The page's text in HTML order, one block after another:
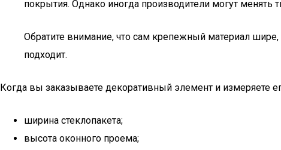
покрытия. Однако иногда производители могут менять
Обратите внимание, что сам крепежный материал
подходит.
Когда вы заказываете декоративный элемент и измеряете
ширина стеклопакета;
высота оконного проема;